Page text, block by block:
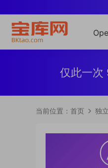
仅此一次
当前位置： 首页 独